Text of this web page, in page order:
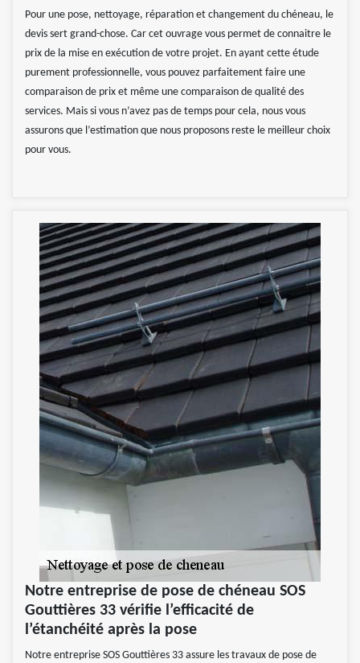
Pour une pose, nettoyage, réparation et changement du chéneau, le
devis sert grand-chose. Car cet ouvrage vous permet de connaitre le
prix de la mise en exécution de votre projet. En ayant cette étude
purement professionnelle, vous pouvez parfaitement faire une
comparaison de prix et même une comparaison de qualité des
services. Mais si vous n’avez pas de temps pour cela, nous vous
assurons que l’estimation que nous proposons reste le meilleur choix
pour vous.
Notre entreprise de pose de chéneau SOS
Gouttières 33 vérifie l’efficacité de
l’étanchéité après la pose
Notre entreprise SOS Gouttières 33 assure les travaux de pose de